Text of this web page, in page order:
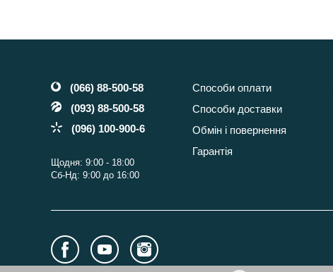
(066) 88-500-58
(093) 88-500-58
(096) 100-900-6
Щодня: 9:00 - 18:00
Сб-Нд: 9:00 до 16:00
Способи оплати
Способи доставки
Обмін і повернення
Гарантія